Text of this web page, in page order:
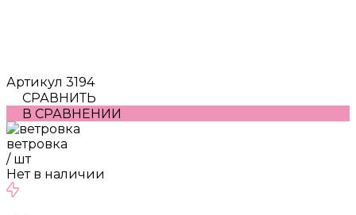
Артикул 3194
СРАВНИТЬ
В СРАВНЕНИИ
ветровка
/ шт
Нет в наличии